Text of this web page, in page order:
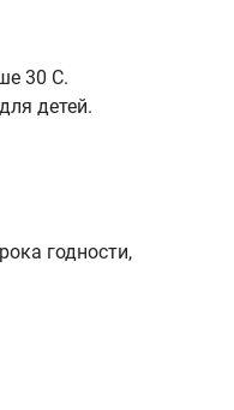
30 С.
детей.
годности,